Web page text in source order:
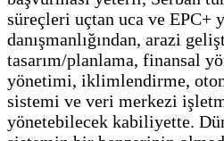
süreçleri uçtan uca ve EPC+
danışmanlığından, arazi
tasarım/planlama, finansal
yönetimi, iklimlendirme,
sistemi ve veri merkezi
yönetebilecek kabiliyette.